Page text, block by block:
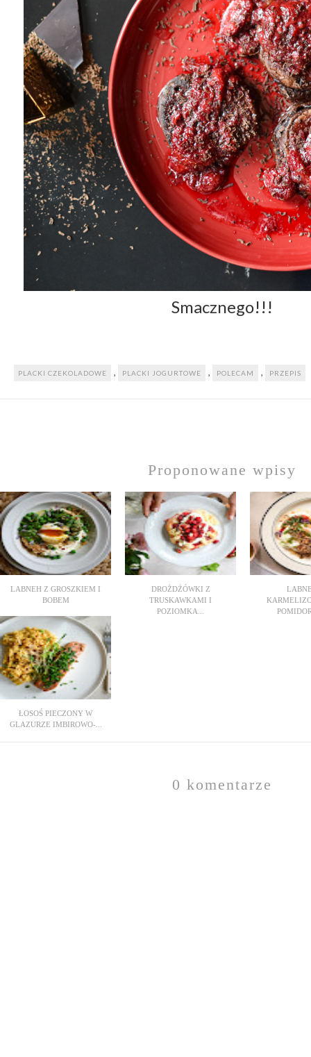
Smacznego!!!
PLACKI CZEKOLADOWE , PLACKI JOGURTOWE , POLECAM , PRZEPIS
Proponowane wpisy
LABNEH Z GROSZKIEM I
BOBEM
DROŻDŻÓWKI Z
TRUSKAWKAMI I
POZIOMKA...
ŁOSOŚ PIECZONY W
GLAZURZE IMBIROWO-...
0 komentarze